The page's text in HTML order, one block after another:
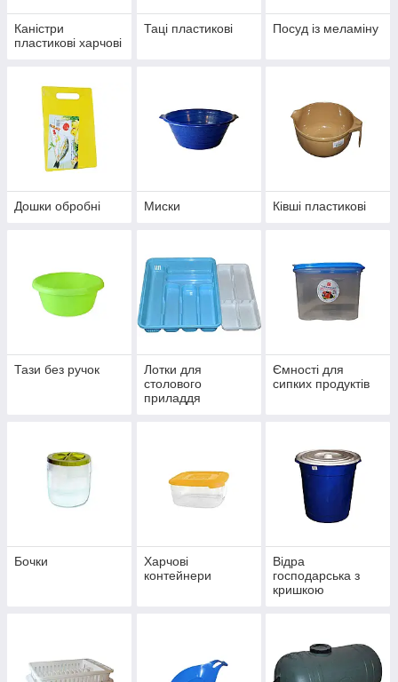
Каністри
пластикові харчові
Таці пластикові Посуд із меламіну
Дошки обробні Миски Ківші пластикові
Тази без ручок
Лотки для
столового
приладдя
Ємності для
сипких продуктів
Бочки
Харчові
контейнери
Відра
господарська з
кришкою